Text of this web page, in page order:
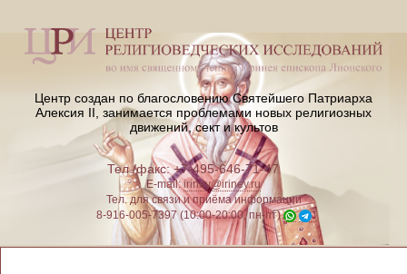
Центр создан по благословению Святейшего Патриарха
Алексия II, занимается проблемами новых религиозных
движений, сект и культов
Тел./факс: +7-495-646-71-47
E-mail:iriney@iriney.ru
Тел. для связи и приёма информации
8-916-005-7397 (10:00-20:00, пн-пт)